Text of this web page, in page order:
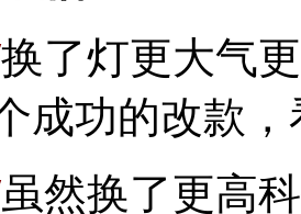
换了灯更大气
成功的改款
虽然换了更高